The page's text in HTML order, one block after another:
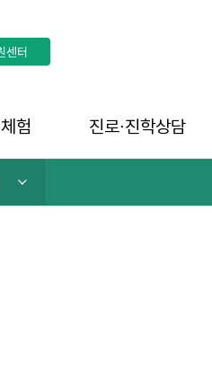
센터
험 진로∙진학상담